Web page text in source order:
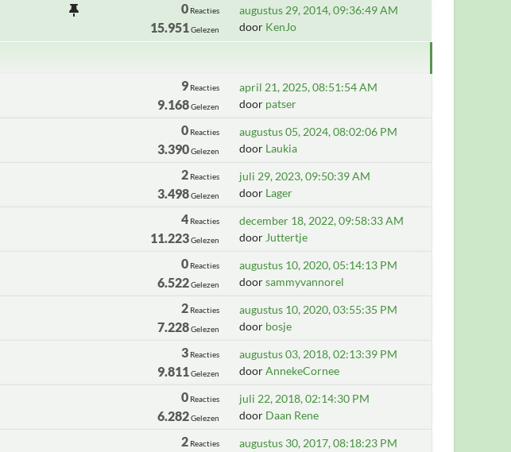
0Reacties
15.951Gelezen
augustus 29, 2014, 09:36:49 AM
door KenJo
9 Reacties
9.168Gelezen
april 21, 2025, 08:51:54 AM
door patser
0 Reacties
3.390Gelezen
augustus 05, 2024, 08:02:06 PM
door Laukia
2 Reacties
3.498Gelezen
juli 29, 2023, 09:50:39 AM
door Lager
4 Reacties
11.223Gelezen
december 18, 2022, 09:58:33 AM
door Juttertje
0 Reacties
6.522Gelezen
augustus 10, 2020, 05:14:13 PM
doorsammyvannorel
2 Reacties
7.228Gelezen
augustus 10, 2020, 03:55:35 PM
door bosje
3 Reacties
9.811Gelezen
augustus 03, 2018, 02:13:39 PM
doorAnnekeCornee
0 Reacties
6.282Gelezen
juli 22, 2018, 02:14:30 PM
door Daan Rene
2 Reacties
augustus 30, 2017, 08:18:23 PM